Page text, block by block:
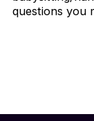
questions you